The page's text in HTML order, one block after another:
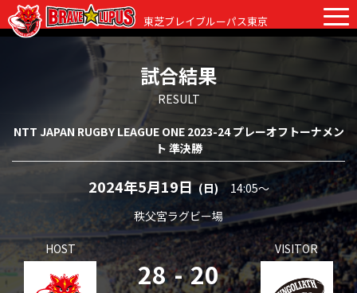
東芝ブレイブルーパス東京
グッズ ファンクラブ
観戦ガイド
初めての観戦
ラグビーって何？
会場紹介
クラブからのお願い
ニュース
選手・スタッフ
選手
スタッフ
クラブ情報
クラブ情報
アカデミー
試合結果
RESULT
NTT JAPAN RUGBY LEAGUE ONE 2023-24 プレーオフトーナメン
ト 準決勝
2024年5月19日 (日)
14:05〜
秩父宮ラグビー場
HOST
28 - 20
VISITOR